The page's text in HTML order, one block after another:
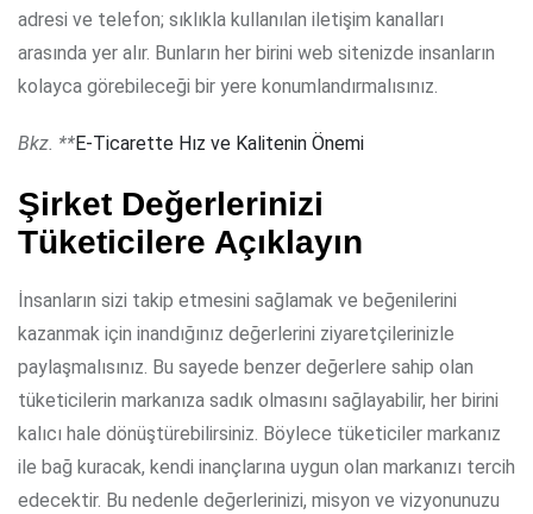
adresi ve telefon; sıklıkla kullanılan iletişim kanalları
arasında yer alır. Bunların her birini web sitenizde insanların
kolayca görebileceği bir yere konumlandırmalısınız.
Bkz. **E-Ticarette Hız ve Kalitenin Önemi
Şirket Değerlerinizi
Tüketicilere Açıklayın
İnsanların sizi takip etmesini sağlamak ve beğenilerini
kazanmak için inandığınız değerlerini ziyaretçilerinizle
paylaşmalısınız. Bu sayede benzer değerlere sahip olan
tüketicilerin markanıza sadık olmasını sağlayabilir, her birini
kalıcı hale dönüştürebilirsiniz. Böylece tüketiciler markanız
ile bağ kuracak, kendi inançlarına uygun olan markanızı tercih
edecektir. Bu nedenle değerlerinizi, misyon ve vizyonunuzu